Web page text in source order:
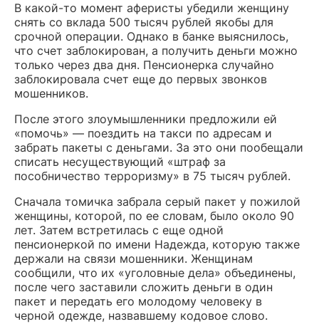
В какой-то момент аферисты убедили женщину
снять со вклада 500 тысяч рублей якобы для
срочной операции. Однако в банке выяснилось,
что счет заблокирован, а получить деньги можно
только через два дня. Пенсионерка случайно
заблокировала счет еще до первых звонков
мошенников.
После этого злоумышленники предложили ей
«помочь» — поездить на такси по адресам и
забрать пакеты с деньгами. За это они пообещали
списать несуществующий «штраф за
пособничество терроризму» в 75 тысяч рублей.
Сначала томичка забрала серый пакет у пожилой
женщины, которой, по ее словам, было около 90
лет. Затем встретилась с еще одной
пенсионеркой по имени Надежда, которую также
держали на связи мошенники. Женщинам
сообщили, что их «уголовные дела» объединены,
после чего заставили сложить деньги в один
пакет и передать его молодому человеку в
черной одежде, назвавшему кодовое слово.